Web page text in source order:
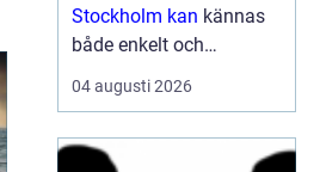
Stockholm kan kännas
både enkelt och
överväldigande på
samma gång. Utbudet är
och priserna kan skilja
04 augusti 2026